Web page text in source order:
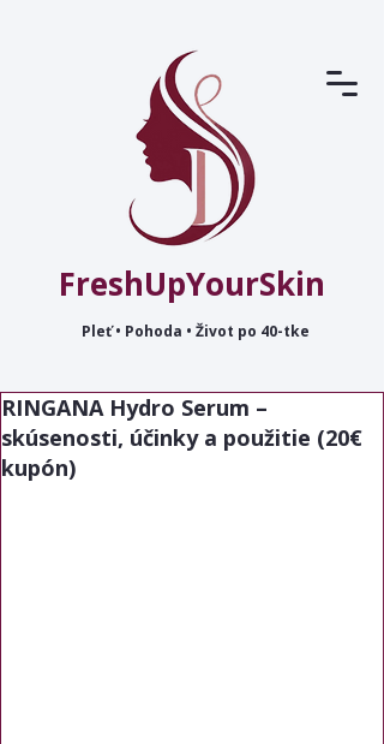
FreshUpYourSkin
Pleť • Pohoda • Život po 40-tke
RINGANA Hydro Serum –
skúsenosti, účinky a použitie (20€
kupón)